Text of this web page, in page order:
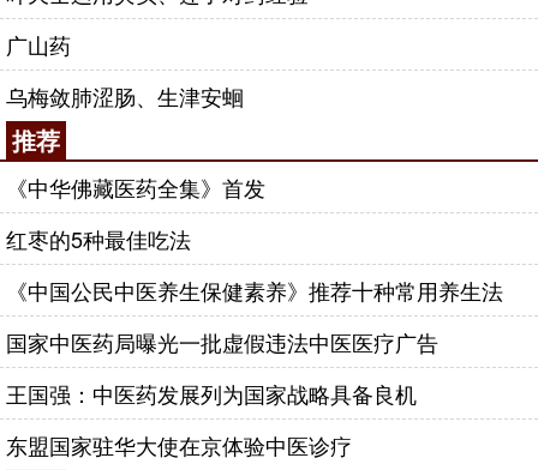
广山药
乌梅敛肺涩肠、生津安蛔
推荐
《中华佛藏医药全集》首发
红枣的5种最佳吃法
《中国公民中医养生保健素养》推荐十种常用养生法
国家中医药局曝光一批虚假违法中医医疗广告
王国强：中医药发展列为国家战略具备良机
东盟国家驻华大使在京体验中医诊疗